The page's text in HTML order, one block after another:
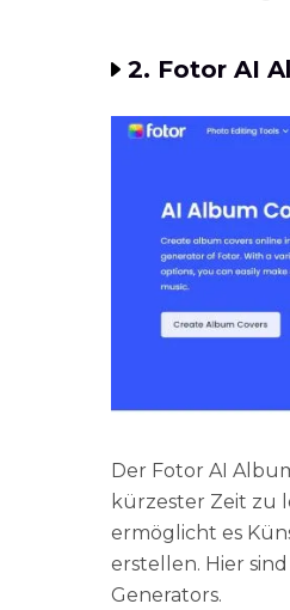
2. Fotor AI
Der Fotor AI
kürzester Zeit zu
ermöglicht es
erstellen. Hier
Generators.